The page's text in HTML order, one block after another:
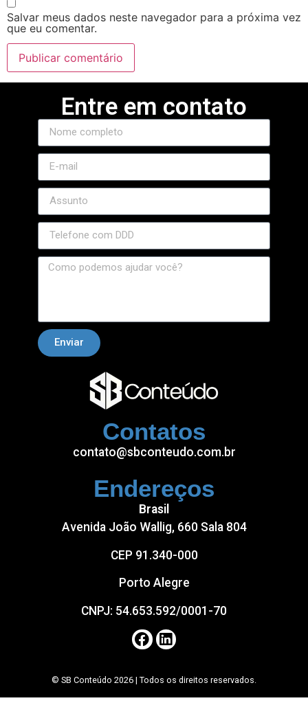
giriş
giriş
Salvar meus dados neste navegador para a próxima vez
que eu comentar.
Contatos
contato@sbconteudo.com.br
Endereços
Brasil
Avenida João Wallig, 660 Sala 804
CEP 91.340-000
Porto Alegre
CNPJ: 54.653.592/0001-70
Entre em contato
Enviar
© SB Conteúdo 2026 | Todos os direitos reservados.